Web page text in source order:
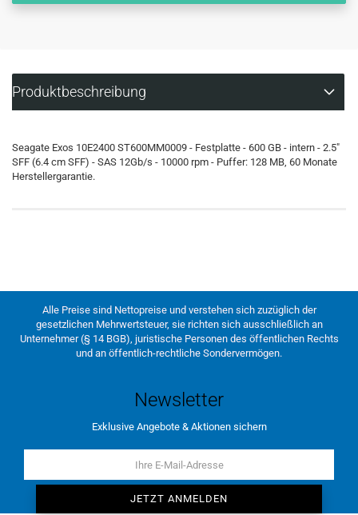
Produktbeschreibung
Seagate Exos 10E2400 ST600MM0009 - Festplatte - 600 GB - intern - 2.5"
SFF (6.4 cm SFF) - SAS 12Gb/s - 10000 rpm - Puffer: 128 MB, 60 Monate
Herstellergarantie.
Alle Preise sind Nettopreise und verstehen sich zuzüglich der
gesetzlichen Mehrwertsteuer, sie richten sich ausschließlich an
Unternehmer (§ 14 BGB), juristische Personen des öffentlichen Rechts
und an öffentlich-rechtliche Sondervermögen.
Newsletter
Exklusive Angebote & Aktionen sichern